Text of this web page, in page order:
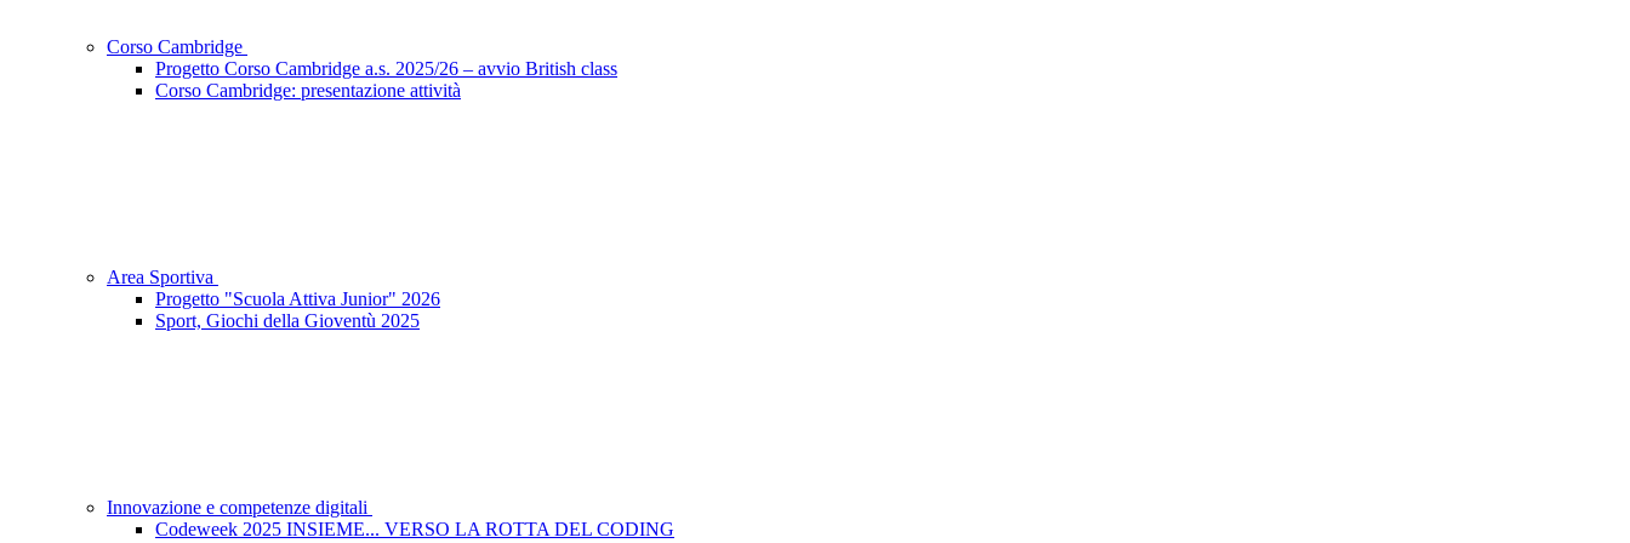
Corso Cambridge
Progetto Corso Cambridge a.s. 2025/26 – avvio British class
Corso Cambridge: presentazione attività
Area Sportiva
Progetto "Scuola Attiva Junior" 2026
Sport, Giochi della Gioventù 2025
Innovazione e competenze digitali
Codeweek 2025 INSIEME... VERSO LA ROTTA DEL CODING